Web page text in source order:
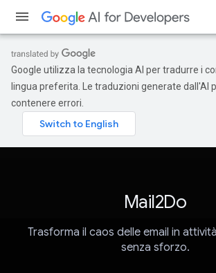
Google utilizza la tecnologia AI per tradurre i
lingua preferita. Le traduzioni generate dall'AI
contenere errori.
Mail2Do
Trasforma il caos delle email in
senza sforzo.